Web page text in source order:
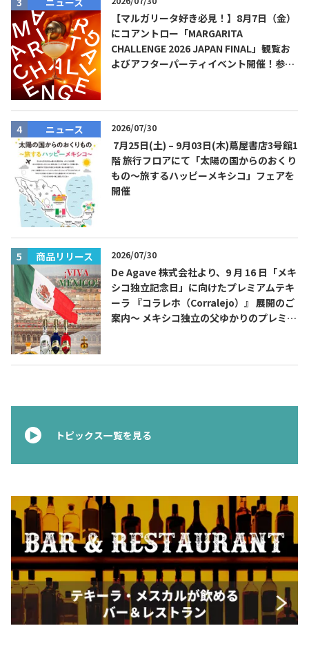
【マルガリータ好き必見！】8月7日（金）
にコアントロー「MARGARITA
CHALLENGE 2026 JAPAN FINAL」観覧お
よびアフターパーティイベント開催！参加
ニュース 2026/07/30
7月25日(土) – 9月03日(木)蔦屋書店3号館1
階 旅行フロアにて「太陽の国からのおくり
もの～旅するハッピーメキシコ」フェアを
開催
商品リリース 2026/07/30
De Agave 株式会社より、9 月 16 日「メキ
シコ独立記念日」に向けたプレミアムテキ
ーラ 『コラレホ（Corralejo）』 展開のご
案内〜 メキシコ独立の父ゆかりのプレミア
トピックス一覧を見る